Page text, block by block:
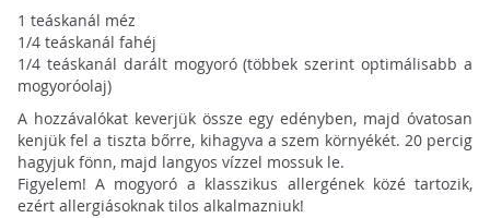
1 teáskanál méz
1/4 teáskanál fahéj
1/4 teáskanál darált mogyoró (többek szerint optimálisabb a
mogyoróolaj)
A hozzávalókat keverjük össze egy edényben, majd óvatosan
kenjük fel a tiszta bőrre, kihagyva a szem környékét. 20 percig
hagyjuk fönn, majd langyos vízzel mossuk le.
Figyelem! A mogyoró a klasszikus allergének közé tartozik,
ezért allergiásoknak tilos alkalmazniuk!